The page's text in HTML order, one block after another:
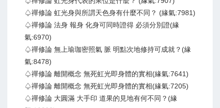
♤禪修論 虹光身與所謂天色身有什麼不同？ (緣氣:7981)
♤禪修論 法身 報身 化身可同時證得 必須分別證(緣
氣:6970)
♤禪修論 無上瑜珈密照氣 脈 明點次地修持可成就？(緣
氣:8478)
♤禪修論 離開概念 無死虹光即身體的實相(緣氣:7641)
♤禪修論 離開概念 無死虹光即身體的實相(緣氣:7205)
♤禪修論 大圓滿 大手印 道果的見地有何不同？(緣